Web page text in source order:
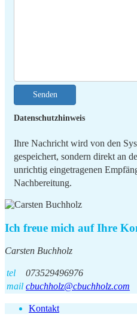
Senden
Datenschutzhinweis
Ihre Nachricht wird von den
gespeichert, sondern direkt an
unrichtig eingetragenen
Nachbereitung.
Ich freue mich auf Ihre
Carsten Buchholz
tel
073529496976
mail cbuchholz@cbuchholz.com
Kontakt